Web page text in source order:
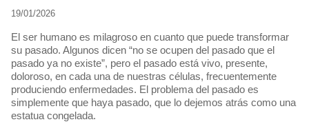
19/01/2026
El ser humano es milagroso en cuanto que puede transformar
su pasado. Algunos dicen “no se ocupen del pasado que el
pasado ya no existe”, pero el pasado está vivo, presente,
doloroso, en cada una de nuestras células, frecuentemente
produciendo enfermedades. El problema del pasado es
simplemente que haya pasado, que lo dejemos atrás como una
estatua congelada.